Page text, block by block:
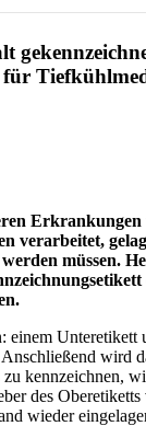
verarbeitet,
kennzeichnen,
des
wieder